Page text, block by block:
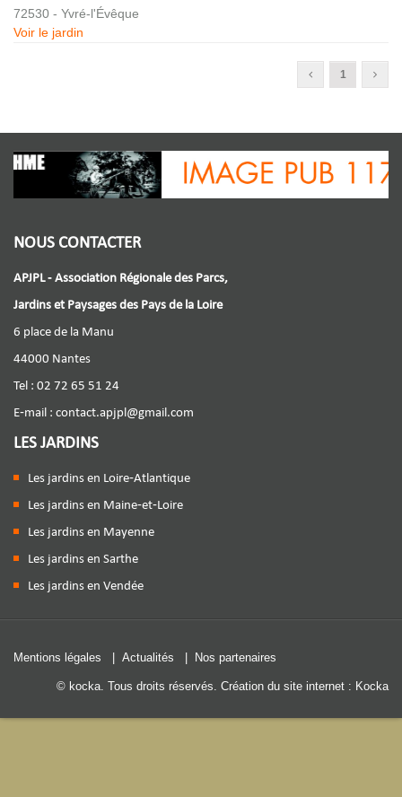
72530 - Yvré-l'Évêque
Voir le jardin
1
NOUS CONTACTER
APJPL - Association Régionale des Parcs,
Jardins et Paysages des Pays de la Loire
6 place de la Manu
44000 Nantes
Tel : 02 72 65 51 24
E-mail : contact.apjpl@gmail.com
LES JARDINS
Les jardins en Loire-Atlantique
Les jardins en Maine-et-Loire
Les jardins en Mayenne
Les jardins en Sarthe
Les jardins en Vendée
Mentions légales Actualités Nos partenaires
© kocka. Tous droits réservés. Création du site internet : Kocka